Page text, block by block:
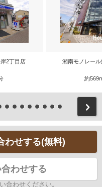
2丁目店 湘南モノレー
約
わせする(無料)
わせする
合わせください。